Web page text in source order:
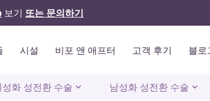
보기 또는 문의하기
시설 비포 앤 애프터 고객 후기 블로
성화 성전환 수술 남성화 성전환 수술